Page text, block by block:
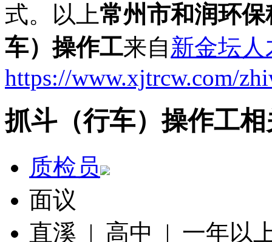
式。以上常州市和润环
车）操作工来自新金坛人
https://www.xjtrcw.com/
抓斗（行车）操作工
质检员
面议
直溪 | 高中 | 一年以